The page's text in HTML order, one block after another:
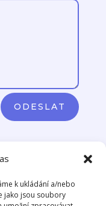
k ukládání a/nebo
jako jsou soubory
ODESLAT
Praha 15,